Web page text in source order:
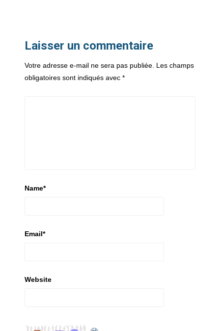
Laisser un commentaire
Votre adresse e-mail ne sera pas publiée. Les champs
obligatoires sont indiqués avec *
Name*
Email*
Website